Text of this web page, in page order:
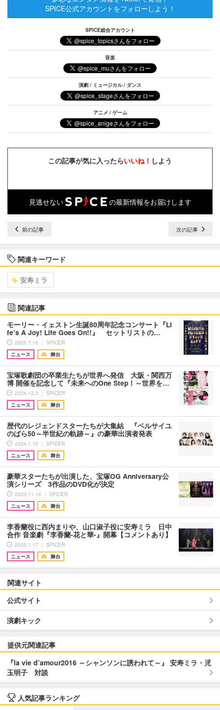
SPICE公式アカウントをフォローしよう！
SPICE総合アカウント
音楽
演劇 / ミュージカル / ダンス
アニメ / ゲーム
この記事が気に入ったらいいね！ しよう
見逃せない の最新情報をお届けします
前の記事 次の記事
関連キーワード
安寿ミラ
関連記事
モーリー・イェストン生誕80周年記念コンサート『Li
fe’s A Joy! Life Goes On!!』 セットリストの…
2025.7.16 ｜ SPICER
ニュース
舞台
宝塚歌劇団の卒業生たちが世界へ発信 大阪・関西万
博 開催を記念して『未来へのOne Step！～世界を…
2024.12.3 ｜ SPICER
ニュース
舞台
歴代のレジェンドスターたちが大集結 『ベルサイユ
のばら50～半世紀の軌跡～』の豪華出演者発表
2024.1.10 ｜ SPICER
ニュース
舞台
豪華スターたちが出演した、宝塚OG Anniversary公
演シリーズ 3作品のDVD化が決定
2023.11.14 ｜ SPICER
ニュース
舞台
李香蘭役に西内まりや、山口淑子役に安寿ミラ 日中
合作 音楽劇『李香蘭-花と華-』開幕【コメントあり】
2023.1.17 ｜ SPICER
ニュース
舞台
関連サイト
公式サイト
演劇キック
提供元関連記事
『la vie d’amour2016 ～シャンソンに誘われて～』 安寿ミラ・児
玉明子 対談
人気記事ランキング